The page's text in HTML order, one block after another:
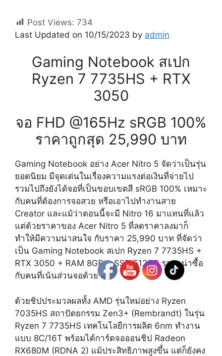
Post Views: 734
Last Updated on 10/15/2023 by admin
Gaming Notebook สเปก
Ryzen 7 7735HS + RTX
3050
จอ FHD @165Hz sRGB 100%
ราคาถูกสุด 25,990 บาท
Gaming Notebook อย่าง Acer Nitro 5 จัดว่าเป็นรุ่น
ยอดนิยม มีจุดเด่นในเรื่องความแรงต่อเงินที่จ่ายไป
รวมไปถึงยังได้จอที่เป็นขอบเขตสี sRGB 100% เหมาะ
กับคนที่ต้องการจอสวย หรือเอาไปทำงานสาย
Creator และแม้ว่าตอนนี้จะมี Nitro 16 มาแทนที่แล้ว
แต่ด้วยราคาของ Acer Nitro 5 ที่ลดราคาลงมาก็
ทำให้มีความน่าสนใจ กับราคา 25,990 บาท ที่จัดว่า
เป็น Gaming Notebook สเปก Ryzen 7 7735HS +
RTX 3050 + RAM 8GB + SSD 512GB ราคาน่าซื้อ
กับคนที่เน้นส่วนจอด้วย
ด้วยชิปประมวลผลทั้ง AMD รุ่นใหม่อย่าง Ryzen
7035HS สถาปัตยกรรม Zen3+ (Rembrandt) ในรุ่น
Ryzen 7 7735HS เทคโนโลยีการผลิต 6nm ทำงาน
แบบ 8C/16T พร้อมได้การ์ดจอออนชิป Radeon
RX680M (RDNA 2) แม้ประสิทธิภาพสูงขึ้น แต่ก็ยังคง